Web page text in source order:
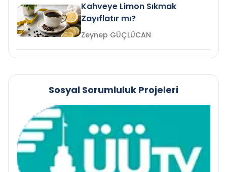
Kahveye Limon Sıkmak
Zayıflatır mı?
Zeynep GÜÇLÜCAN
Sosyal Sorumluluk Projeleri